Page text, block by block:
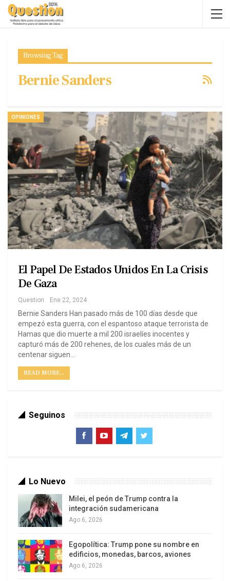
Browsing Tag
Bernie Sanders
OPINIONES
El Papel De Estados Unidos En La Crisis
De Gaza
Question Ene 22, 2024
Bernie Sanders Han pasado más de 100 días desde que
empezó esta guerra, con el espantoso ataque terrorista de
Hamas que dio muerte a mil 200 israelíes inocentes y
capturó más de 200 rehenes, de los cuales más de un
centenar siguen…
READ MORE...
Seguinos
Lo Nuevo
Milei, el peón de Trump contra la
integración sudamericana
Ago 6, 2026
Egopolítica: Trump pone su nombre en
edificios, monedas, barcos, aviones
Ago 6, 2026